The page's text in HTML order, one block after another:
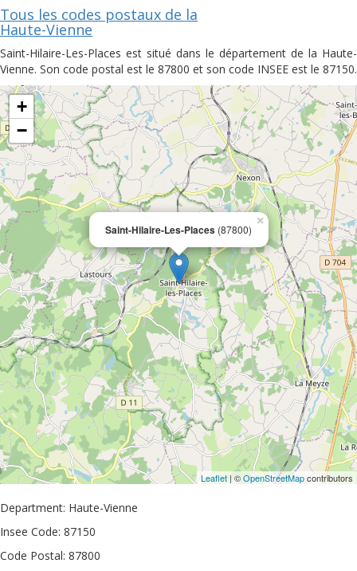
Tous les codes postaux de la
Haute-Vienne
Saint-Hilaire-Les-Places est situé dans le département de la Haute-
Vienne. Son code postal est le 87800 et son code INSEE est le 87150.
Saint-Hilaire-Les-Places (87800)
×
+
−
Leaflet | ©OpenStreetMapcontributors
Department: Haute-Vienne
Insee Code: 87150
Code Postal: 87800